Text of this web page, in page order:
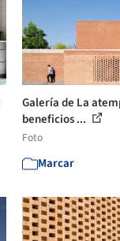
Galería de La
beneficios ...
Foto
Marcar